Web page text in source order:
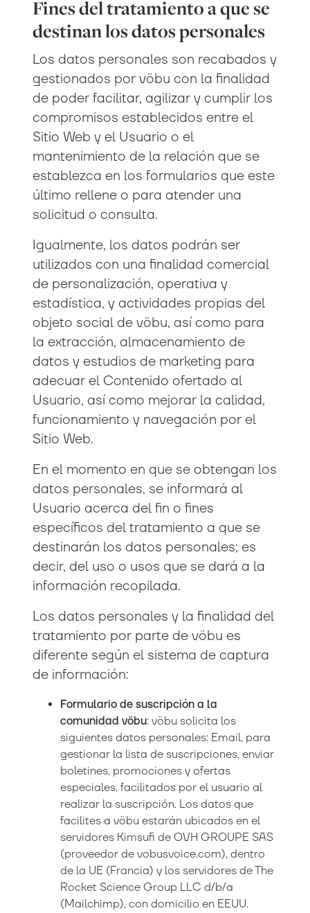
Fines del tratamiento a que se
destinan los datos personales
Los datos personales son recabados y
gestionados por vöbu con la finalidad
de poder facilitar, agilizar y cumplir los
compromisos establecidos entre el
Sitio Web y el Usuario o el
mantenimiento de la relación que se
establezca en los formularios que este
último rellene o para atender una
solicitud o consulta.
Igualmente, los datos podrán ser
utilizados con una finalidad comercial
de personalización, operativa y
estadística, y actividades propias del
objeto social de vöbu, así como para
la extracción, almacenamiento de
datos y estudios de marketing para
adecuar el Contenido ofertado al
Usuario, así como mejorar la calidad,
funcionamiento y navegación por el
Sitio Web.
En el momento en que se obtengan los
datos personales, se informará al
Usuario acerca del fin o fines
específicos del tratamiento a que se
destinarán los datos personales; es
decir, del uso o usos que se dará a la
información recopilada.
Los datos personales y la finalidad del
tratamiento por parte de vöbu es
diferente según el sistema de captura
de información:
Formulario de suscripción a la
comunidad vöbu: vöbu solicita los
siguientes datos personales: Email, para
gestionar la lista de suscripciones, enviar
boletines, promociones y ofertas
especiales, facilitados por el usuario al
realizar la suscripción. Los datos que
facilites a vöbu estarán ubicados en el
servidores Kimsufi de OVH GROUPE SAS
(proveedor de vobusvoice.com), dentro
de la UE (Francia) y los servidores de The
Rocket Science Group LLC d/b/a
(Mailchimp), con domicilio en EEUU.